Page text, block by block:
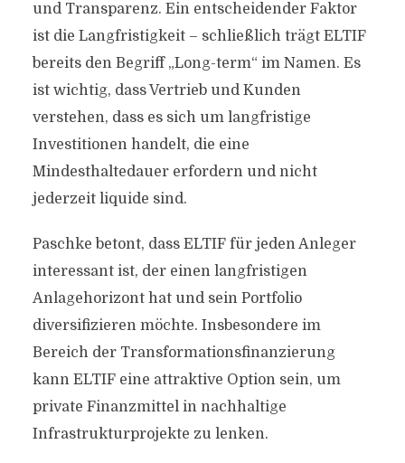
und Transparenz. Ein entscheidender Faktor
ist die Langfristigkeit – schließlich trägt ELTIF
bereits den Begriff „Long-term“ im Namen. Es
ist wichtig, dass Vertrieb und Kunden
verstehen, dass es sich um langfristige
Investitionen handelt, die eine
Mindesthaltedauer erfordern und nicht
jederzeit liquide sind.
Paschke betont, dass ELTIF für jeden Anleger
interessant ist, der einen langfristigen
Anlagehorizont hat und sein Portfolio
diversifizieren möchte. Insbesondere im
Bereich der Transformationsfinanzierung
kann ELTIF eine attraktive Option sein, um
private Finanzmittel in nachhaltige
Infrastrukturprojekte zu lenken.